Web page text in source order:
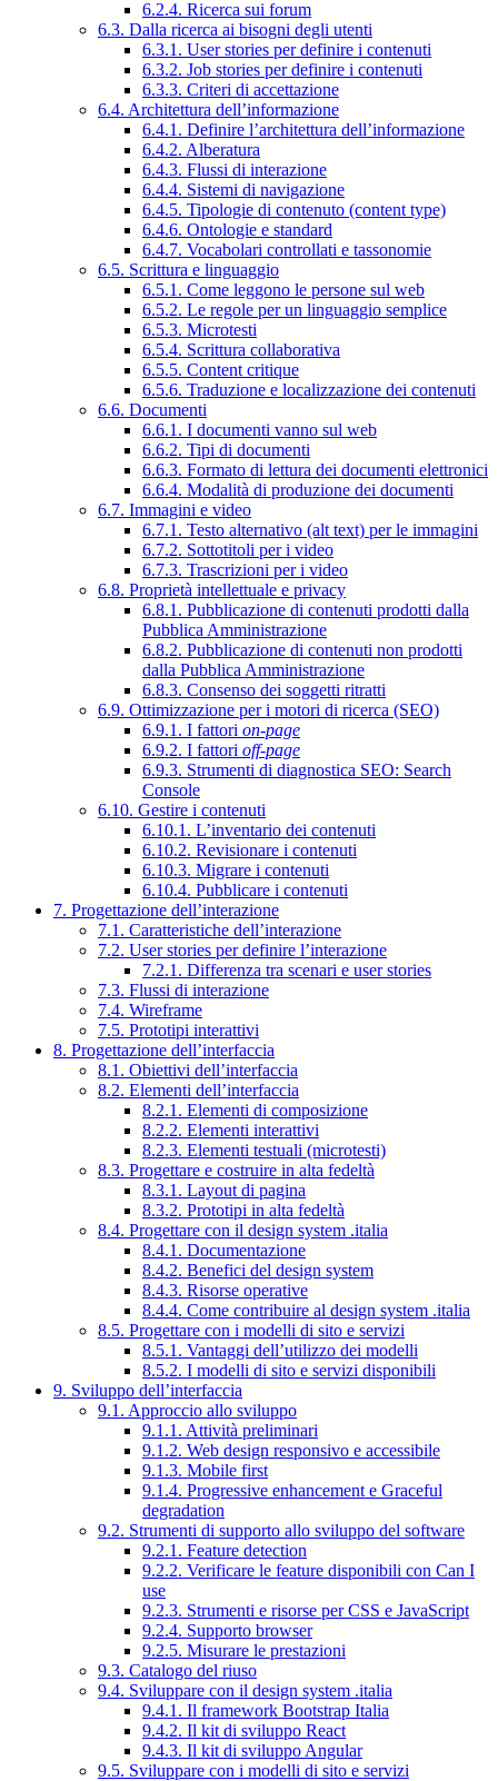
6.2.4. Ricerca sui forum
6.3. Dalla ricerca ai bisogni degli utenti
6.3.1. User stories per definire i contenuti
6.3.2. Job stories per definire i contenuti
6.3.3. Criteri di accettazione
6.4. Architettura dell’informazione
6.4.1. Definire l’architettura dell’informazione
6.4.2. Alberatura
6.4.3. Flussi di interazione
6.4.4. Sistemi di navigazione
6.4.5. Tipologie di contenuto (content type)
6.4.6. Ontologie e standard
6.4.7. Vocabolari controllati e tassonomie
6.5. Scrittura e linguaggio
6.5.1. Come leggono le persone sul web
6.5.2. Le regole per un linguaggio semplice
6.5.3. Microtesti
6.5.4. Scrittura collaborativa
6.5.5. Content critique
6.5.6. Traduzione e localizzazione dei contenuti
6.6. Documenti
6.6.1. I documenti vanno sul web
6.6.2. Tipi di documenti
6.6.3. Formato di lettura dei documenti elettronici
6.6.4. Modalità di produzione dei documenti
6.7. Immagini e video
6.7.1. Testo alternativo (alt text) per le immagini
6.7.2. Sottotitoli per i video
6.7.3. Trascrizioni per i video
6.8. Proprietà intellettuale e privacy
6.8.1. Pubblicazione di contenuti prodotti dalla
Pubblica Amministrazione
6.8.2. Pubblicazione di contenuti non prodotti
dalla Pubblica Amministrazione
6.8.3. Consenso dei soggetti ritratti
6.9. Ottimizzazione per i motori di ricerca (SEO)
6.9.1. I fattori on-page
6.9.2. I fattori off-page
6.9.3. Strumenti di diagnostica SEO: Search
Console
6.10. Gestire i contenuti
6.10.1. L’inventario dei contenuti
6.10.2. Revisionare i contenuti
6.10.3. Migrare i contenuti
6.10.4. Pubblicare i contenuti
7. Progettazione dell’interazione
7.1. Caratteristiche dell’interazione
7.2. User stories per definire l’interazione
7.2.1. Differenza tra scenari e user stories
7.3. Flussi di interazione
7.4. Wireframe
7.5. Prototipi interattivi
8. Progettazione dell’interfaccia
8.1. Obiettivi dell’interfaccia
8.2. Elementi dell’interfaccia
8.2.1. Elementi di composizione
8.2.2. Elementi interattivi
8.2.3. Elementi testuali (microtesti)
8.3. Progettare e costruire in alta fedeltà
8.3.1. Layout di pagina
8.3.2. Prototipi in alta fedeltà
8.4. Progettare con il design system .italia
8.4.1. Documentazione
8.4.2. Benefici del design system
8.4.3. Risorse operative
8.4.4. Come contribuire al design system .italia
8.5. Progettare con i modelli di sito e servizi
8.5.1. Vantaggi dell’utilizzo dei modelli
8.5.2. I modelli di sito e servizi disponibili
9. Sviluppo dell’interfaccia
9.1. Approccio allo sviluppo
9.1.1. Attività preliminari
9.1.2. Web design responsivo e accessibile
9.1.3. Mobile first
9.1.4. Progressive enhancement e Graceful
degradation
9.2. Strumenti di supporto allo sviluppo del software
9.2.1. Feature detection
9.2.2. Verificare le feature disponibili con Can I
use
9.2.3. Strumenti e risorse per CSS e JavaScript
9.2.4. Supporto browser
9.2.5. Misurare le prestazioni
9.3. Catalogo del riuso
9.4. Sviluppare con il design system .italia
9.4.1. Il framework Bootstrap Italia
9.4.2. Il kit di sviluppo React
9.4.3. Il kit di sviluppo Angular
9.5. Sviluppare con i modelli di sito e servizi